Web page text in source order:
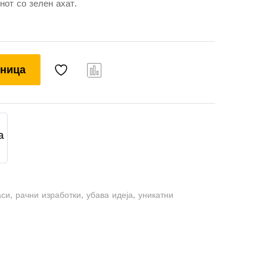
со зелен ахат.
, рачни изработки,убава идеја,уникатни